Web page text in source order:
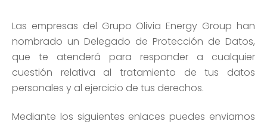
Las empresas del Grupo Olivia Energy Group han
nombrado un Delegado de Protección de Datos,
que te atenderá para responder a cualquier
cuestión relativa al tratamiento de tus datos
personales y al ejercicio de tus derechos.
Mediante los siguientes enlaces puedes enviarnos